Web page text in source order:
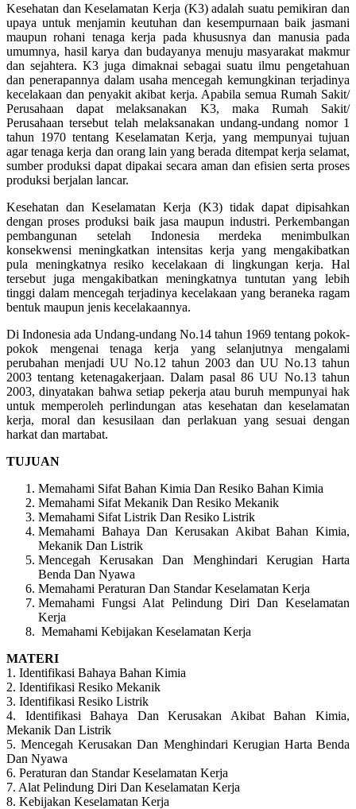
Kesehatan dan Keselamatan Kerja (K3) adalah suatu pemikiran dan
upaya untuk menjamin keutuhan dan kesempurnaan baik jasmani
maupun rohani tenaga kerja pada khususnya dan manusia pada
umumnya, hasil karya dan budayanya menuju masyarakat makmur
dan sejahtera. K3 juga dimaknai sebagai suatu ilmu pengetahuan
dan penerapannya dalam usaha mencegah kemungkinan terjadinya
kecelakaan dan penyakit akibat kerja. Apabila semua Rumah Sakit/
Perusahaan dapat melaksanakan K3, maka Rumah Sakit/
Perusahaan tersebut telah melaksanakan undang-undang nomor 1
tahun 1970 tentang Keselamatan Kerja, yang mempunyai tujuan
agar tenaga kerja dan orang lain yang berada ditempat kerja selamat,
sumber produksi dapat dipakai secara aman dan efisien serta proses
produksi berjalan lancar.
Kesehatan dan Keselamatan Kerja (K3) tidak dapat dipisahkan
dengan proses produksi baik jasa maupun industri. Perkembangan
pembangunan setelah Indonesia merdeka menimbulkan
konsekwensi meningkatkan intensitas kerja yang mengakibatkan
pula meningkatnya resiko kecelakaan di lingkungan kerja. Hal
tersebut juga mengakibatkan meningkatnya tuntutan yang lebih
tinggi dalam mencegah terjadinya kecelakaan yang beraneka ragam
bentuk maupun jenis kecelakaannya.
Di Indonesia ada Undang-undang No.14 tahun 1969 tentang pokok-
pokok mengenai tenaga kerja yang selanjutnya mengalami
perubahan menjadi UU No.12 tahun 2003 dan UU No.13 tahun
2003 tentang ketenagakerjaan. Dalam pasal 86 UU No.13 tahun
2003, dinyatakan bahwa setiap pekerja atau buruh mempunyai hak
untuk memperoleh perlindungan atas kesehatan dan keselamatan
kerja, moral dan kesusilaan dan perlakuan yang sesuai dengan
harkat dan martabat.
TUJUAN
Memahami Sifat Bahan Kimia Dan Resiko Bahan Kimia
Memahami Sifat Mekanik Dan Resiko Mekanik
Memahami Sifat Listrik Dan Resiko Listrik
Memahami Bahaya Dan Kerusakan Akibat Bahan Kimia,
Mekanik Dan Listrik
Mencegah Kerusakan Dan Menghindari Kerugian Harta
Benda Dan Nyawa
Memahami Peraturan Dan Standar Keselamatan Kerja
Memahami Fungsi Alat Pelindung Diri Dan Keselamatan
Kerja
Memahami Kebijakan Keselamatan Kerja
MATERI
1. Identifikasi Bahaya Bahan Kimia
2. Identifikasi Resiko Mekanik
3. Identifikasi Resiko Listrik
4. Identifikasi Bahaya Dan Kerusakan Akibat Bahan Kimia,
Mekanik Dan Listrik
5. Mencegah Kerusakan Dan Menghindari Kerugian Harta Benda
Dan Nyawa
6. Peraturan dan Standar Keselamatan Kerja
7. Alat Pelindung Diri Dan Keselamatan Kerja
8. Kebijakan Keselamatan Kerja